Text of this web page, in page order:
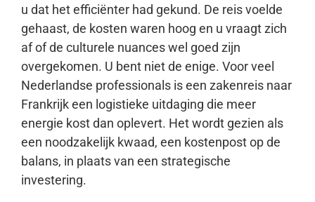
u dat het efficiënter had gekund. De reis voelde
gehaast, de kosten waren hoog en u vraagt zich
af of de culturele nuances wel goed zijn
overgekomen. U bent niet de enige. Voor veel
Nederlandse professionals is een zakenreis naar
Frankrijk een logistieke uitdaging die meer
energie kost dan oplevert. Het wordt gezien als
een noodzakelijk kwaad, een kostenpost op de
balans, in plaats van een strategische
investering.